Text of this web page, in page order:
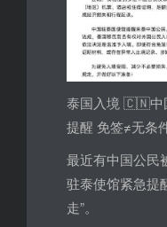
泰国入境 🇨🇳中
提醒 免签≠无条
最近有中国公民
驻泰使馆紧急提
走”。